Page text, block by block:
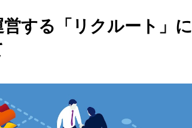
する「リクルート」に